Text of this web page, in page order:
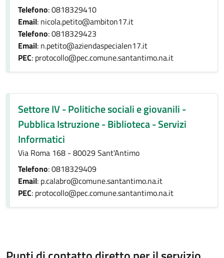
Telefono: 0818329410
Email: nicola.petito@ambiton17.it
Telefono: 0818329423
Email: n.petito@aziendaspecialen17.it
PEC: protocollo@pec.comune.santantimo.na.it
Settore IV - Politiche sociali e giovanili -
Pubblica Istruzione - Biblioteca - Servizi
Informatici
Via Roma 168 - 80029 Sant'Antimo
Telefono: 0818329409
Email: p.calabro@comune.santantimo.na.it
PEC: protocollo@pec.comune.santantimo.na.it